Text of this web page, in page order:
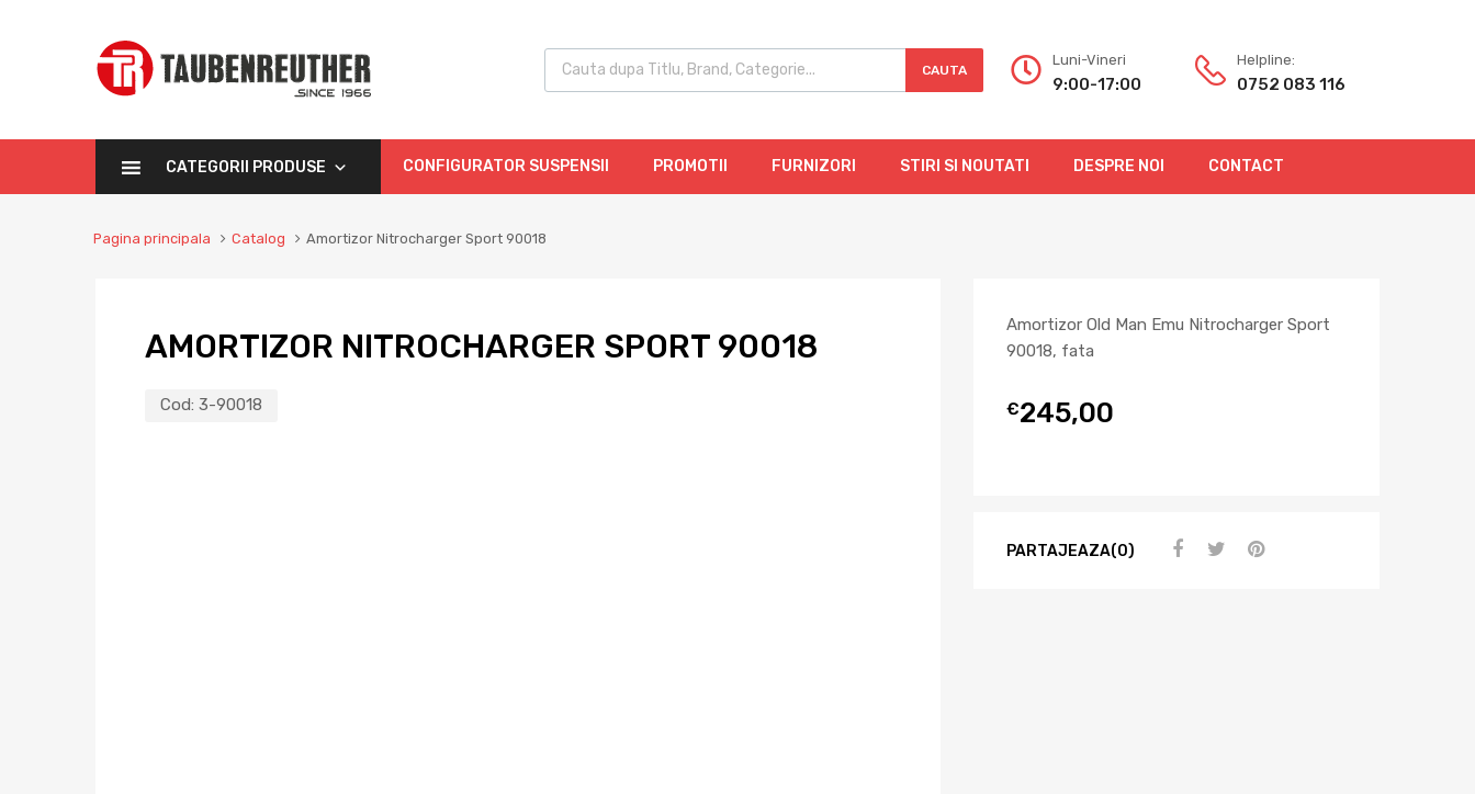
CAUTA
Luni-Vineri
9:00-17:00
Helpline:
0752 083 116
CATEGORII PRODUSE CONFIGURATOR SUSPENSII PROMOTII FURNIZORI STIRI SI NOUTATI DESPRE NOI CONTACT
Pagina principala Catalog Amortizor Nitrocharger Sport 90018
AMORTIZOR NITROCHARGER SPORT 90018
Cod: 3-90018
Amortizor Old Man Emu Nitrocharger Sport
90018, fata
€245,00
PARTAJEAZA(0)